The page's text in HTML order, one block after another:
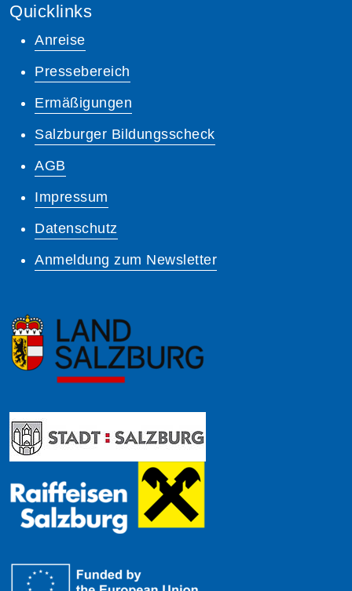
Quicklinks
Anreise
Pressebereich
Ermäßigungen
Salzburger Bildungsscheck
AGB
Impressum
Datenschutz
Anmeldung zum Newsletter